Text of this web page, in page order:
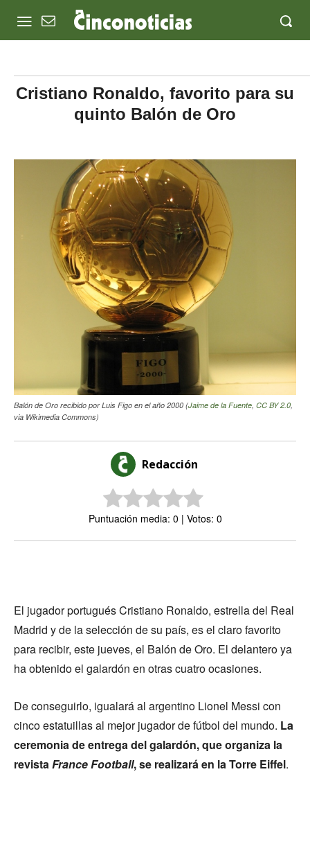
Cristiano Ronaldo, favorito para su
quinto Balón de Oro
Balón de Oro recibido por Luis Figo en el año 2000 (Jaime de la Fuente, CC BY 2.0,
via Wikimedia Commons)
Redacción
Puntuación media: 0 | Votos: 0
El jugador portugués Cristiano Ronaldo, estrella del Real
Madrid y de la selección de su país, es el claro favorito
para recibir, este jueves, el Balón de Oro. El delantero ya
ha obtenido el galardón en otras cuatro ocasiones.
De conseguirlo, igualará al argentino Lionel Messi con
cinco estatuillas al mejor jugador de fútbol del mundo. La
ceremonia de entrega del galardón, que organiza la
revistaFrance Football, se realizará en la Torre Eiffel.